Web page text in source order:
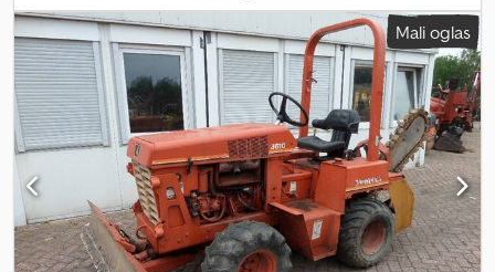
informacije obratite se J.A.J. Jansenu.
Mali oglas